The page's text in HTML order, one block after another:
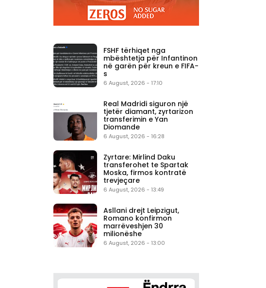
FSHF tërhiqet nga
mbështetja për Infantinon
në garën për kreun e FIFA-
s
6 August, 2026 - 17:10
Real Madridi siguron një
tjetër diamant, zyrtarizon
transferimin e Yan
Diomande
6 August, 2026 - 16:28
Zyrtare: Mirlind Daku
transferohet te Spartak
Moska, firmos kontratë
trevjeçare
6 August, 2026 - 13:49
Asllani drejt Leipzigut,
Romano konfirmon
marrëveshjen 30
milionëshe
6 August, 2026 - 13:00